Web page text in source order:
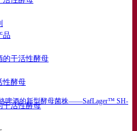
品
的干活性酵母
性酵母
干活性酵母
啤酒的新型酵母菌株——SafLager™ SH-